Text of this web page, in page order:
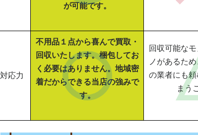
が可能です。
対応力
不用品１点から喜んで買取・
回収いたします。梱包してお
く必要はありません。地域密
着だからできる当店の強みで
す。
回収可能な
ノがあるた
の業者にも
まう